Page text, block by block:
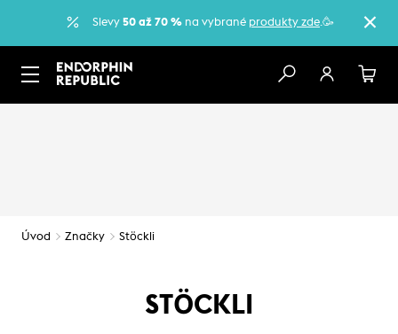
Slevy 50 až 70 % na vybrané produkty zde.🥳
Úvod Značky Stöckli
STÖCKLI